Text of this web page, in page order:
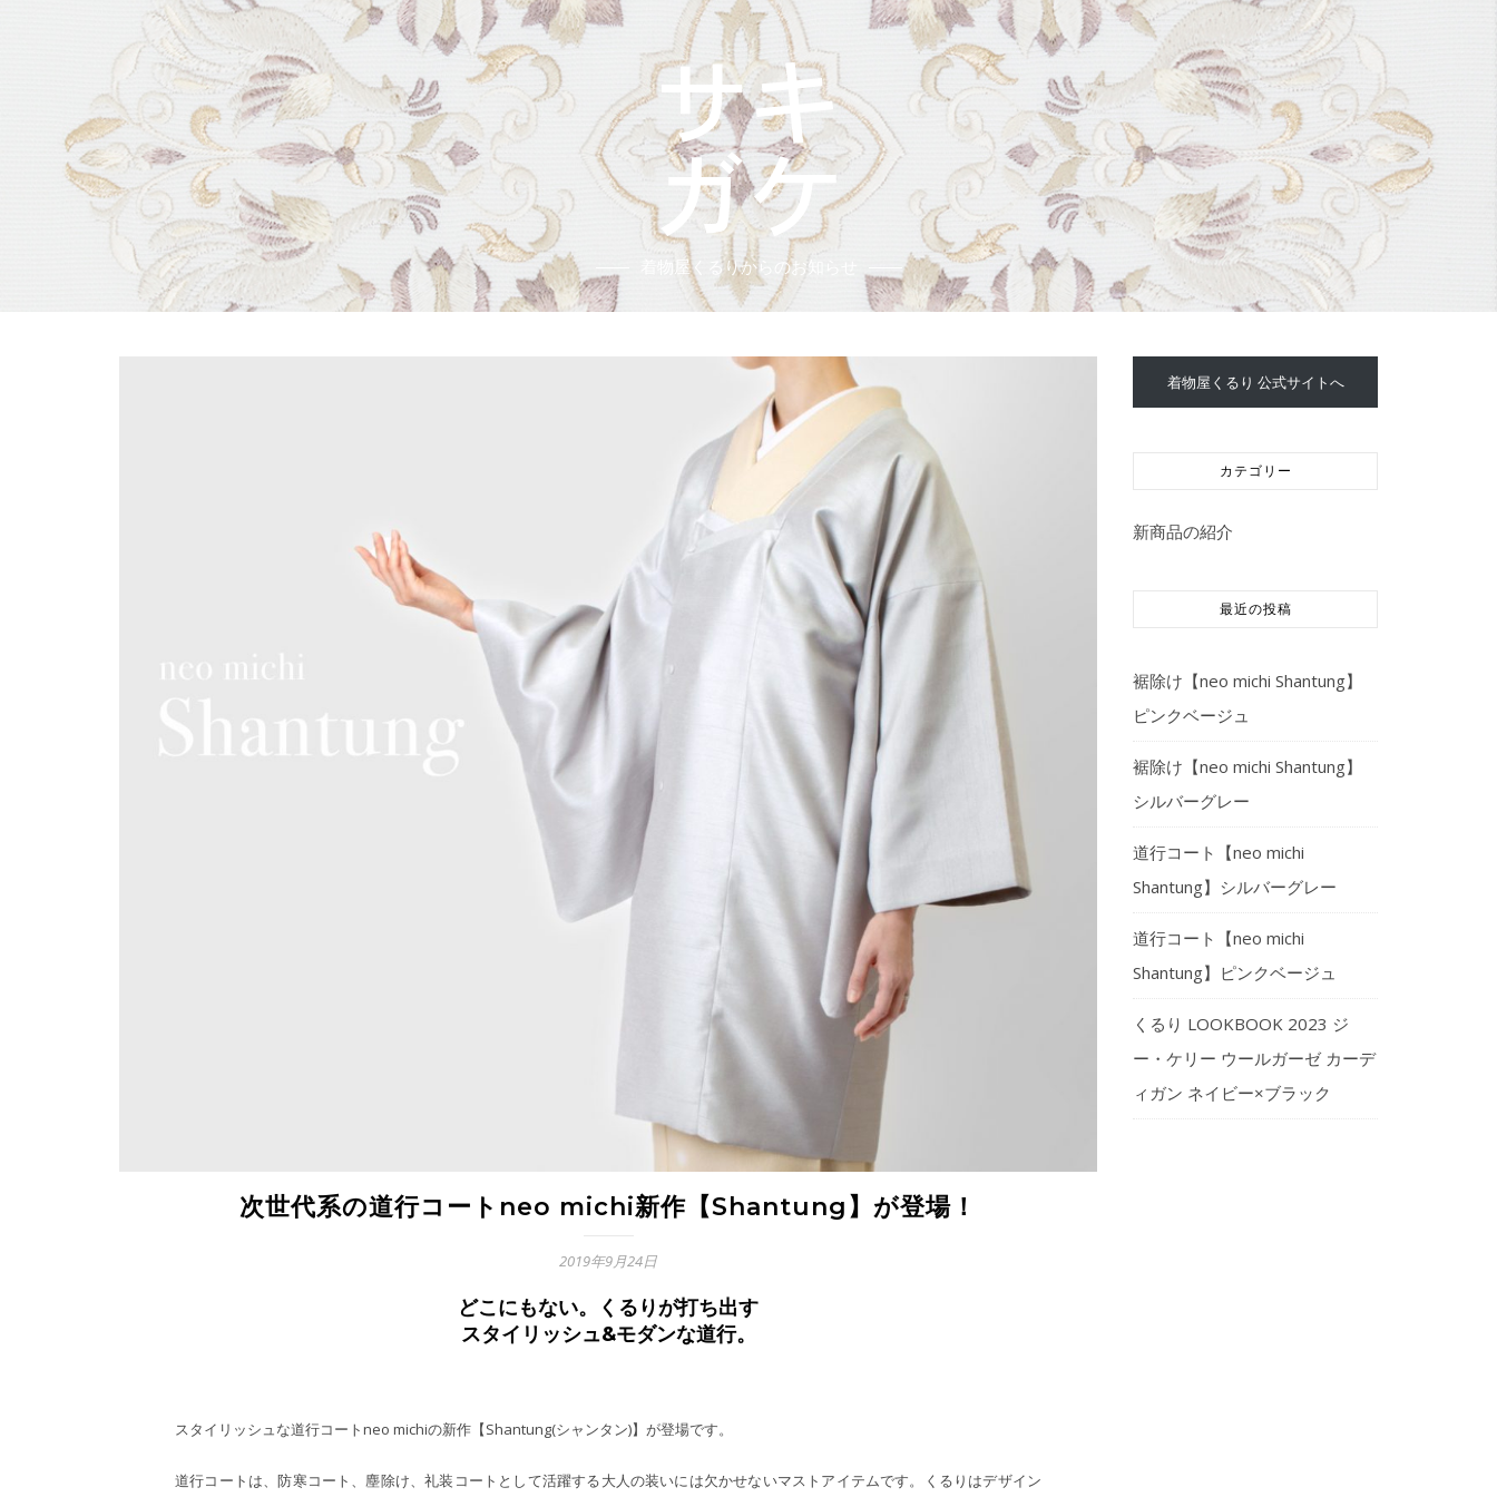
着物屋くるりからのお知らせ
次世代系の道行コートneo michi新作【Shantung】が登場！
2019年9月24日
どこにもない。くるりが打ち出す
スタイリッシュ&モダンな道行。
スタイリッシュな道行コートneo michiの新作【Shantung(シャンタン)】が登場です。
道行コートは、防寒コート、塵除け、礼装コートとして活躍する大人の装いには欠かせないマストアイテムです。くるりはデザイン
着物屋くるり 公式サイトへ
カテゴリー
新商品の紹介
最近の投稿
裾除け【neo michi Shantung】
ピンクベージュ
裾除け【neo michi Shantung】
シルバーグレー
道行コート【neo michi
Shantung】シルバーグレー
道行コート【neo michi
Shantung】ピンクベージュ
くるり LOOKBOOK 2023 ジ
ー・ケリー ウールガーゼ カーデ
ィガン ネイビー×ブラック